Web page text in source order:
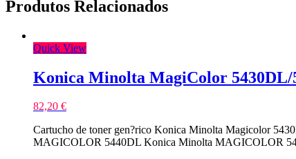
Produtos Relacionados
Quick View
Konica Minolta MagiColor 5430DL/
82,20 €
Cartucho de toner gen?rico Konica Minolta Magicolor
MAGICOLOR 5440DL Konica Minolta MAGICOLOR